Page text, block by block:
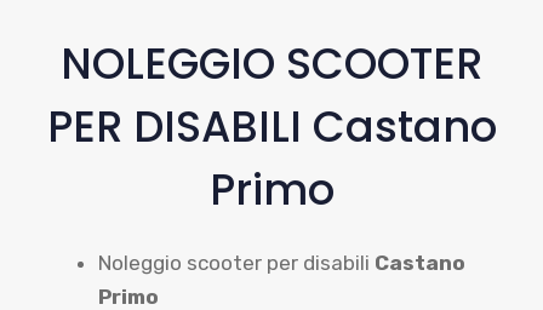
NOLEGGIO SCOOTER
PER DISABILI Castano
Primo
Noleggio scooter per disabili Castano
Primo